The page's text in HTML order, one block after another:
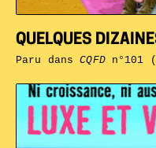
QUELQUES
Paru dansCQFDn°101